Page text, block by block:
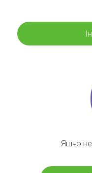
Яшчэ не